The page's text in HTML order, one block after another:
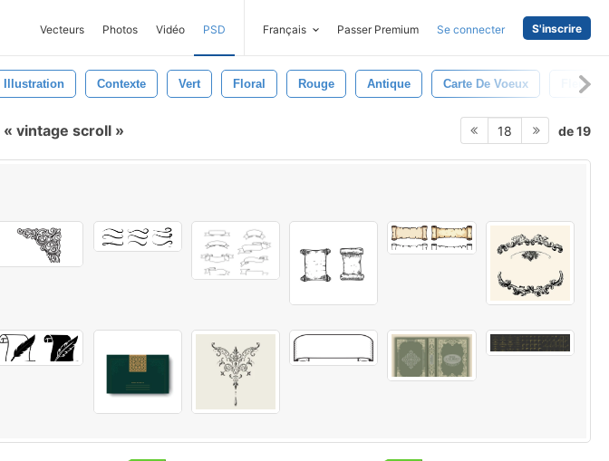
Vecteurs Photos Vidéo PSD Français Passer Premium Se connecter S'inscrire
Illustration Contexte Vert Floral Rouge Antique Carte De Voeux Fleur
vintage scroll 18 de 19